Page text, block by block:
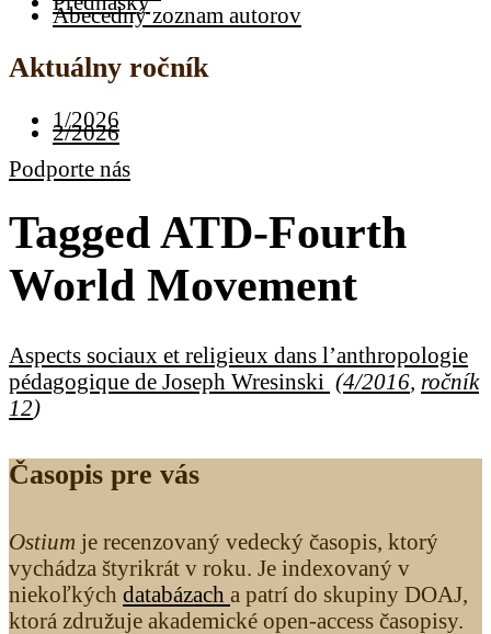
Abecedný zoznam autorov
Aktuálny ročník
1/2026
2/2026
Podporte nás
TaggedATD-Fourth
World Movement
Aspects sociaux et religieux dans l’anthropologie
pédagogique de Joseph Wresinski (4/2016 ročník
12)
Časopis pre vás
Ostium je recenzovaný vedecký časopis, ktorý
vychádza štyrikrát v roku. Je indexovaný v
niekoľkých databázach a patrí do skupiny DOAJ,
ktorá združuje akademické open-access časopisy.